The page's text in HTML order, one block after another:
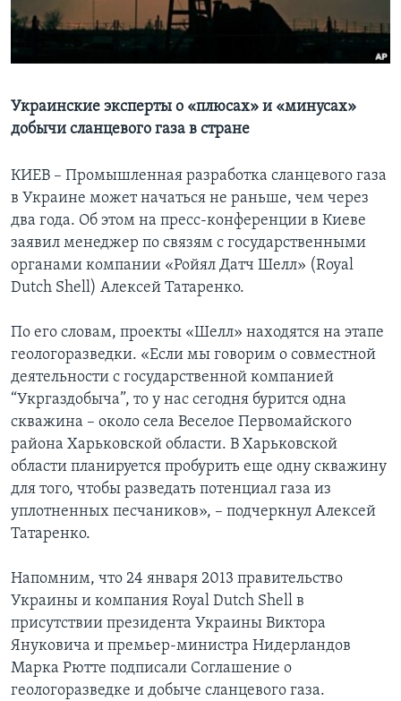
Learning English
Украинские эксперты о «плюсах» и «минусах»
добычи сланцевого газа в стране
КИЕВ – Промышленная разработка сланцевого газа
в Украине может начаться не раньше, чем через
два года. Об этом на пресс-конференции в Киеве
заявил менеджер по связям с государственными
органами компании «Ройял Датч Шелл» (Royal
Dutch Shell) Алексей Татаренко.
По его словам, проекты «Шелл» находятся на этапе
геологоразведки. «Если мы говорим о совместной
деятельности с государственной компанией
“Укргаздобыча”, то у нас сегодня бурится одна
скважина – около села Веселое Первомайского
района Харьковской области. В Харьковской
области планируется пробурить еще одну скважину
для того, чтобы разведать потенциал газа из
уплотненных песчаников», – подчеркнул Алексей
Татаренко.
Напомним, что 24 января 2013 правительство
Украины и компания Royal Dutch Shell в
присутствии президента Украины Виктора
Януковича и премьер-министра Нидерландов
Марка Рютте подписали Соглашение о
геологоразведке и добыче сланцевого газа.